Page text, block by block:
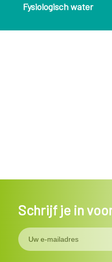
Fysiologisch water
Schrijf je in